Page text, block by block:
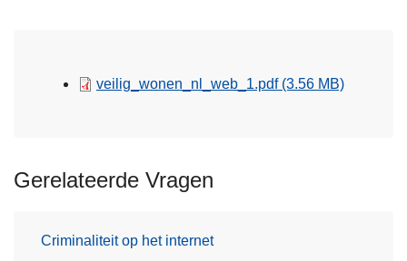
veilig_wonen_nl_web_1.pdf (3.56 MB)
Gerelateerde Vragen
Criminaliteit op het internet